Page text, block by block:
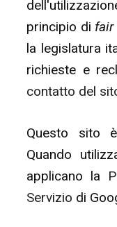
principio di fair
la legislatura
richieste e
contatto del
Questo sito
Quando
applicano la
Servizio di